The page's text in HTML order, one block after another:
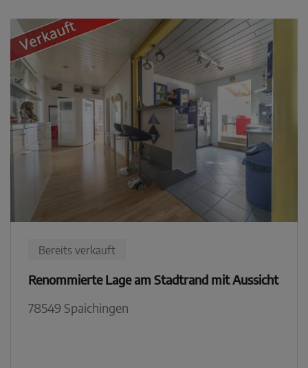
Bereits verkauft
Renommierte Lage am Stadtrand mit Aussicht
78549 Spaichingen